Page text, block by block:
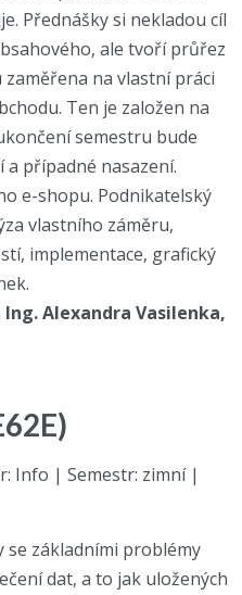
Přednášky si nekladou cíl
ale tvoří průřez
na vlastní práci
Ten je založen na
semestru bude
případné nasazení.
e-shopu. Podnikatelský
vlastního záměru,
implementace, grafický
Ing. Alexandra Vasilenka,
Info | Semestr: zimní |
se základními problémy
dat, a to jak uložených